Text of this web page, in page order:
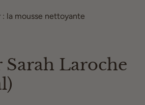
la mousse nettoyante
Sarah Laroche